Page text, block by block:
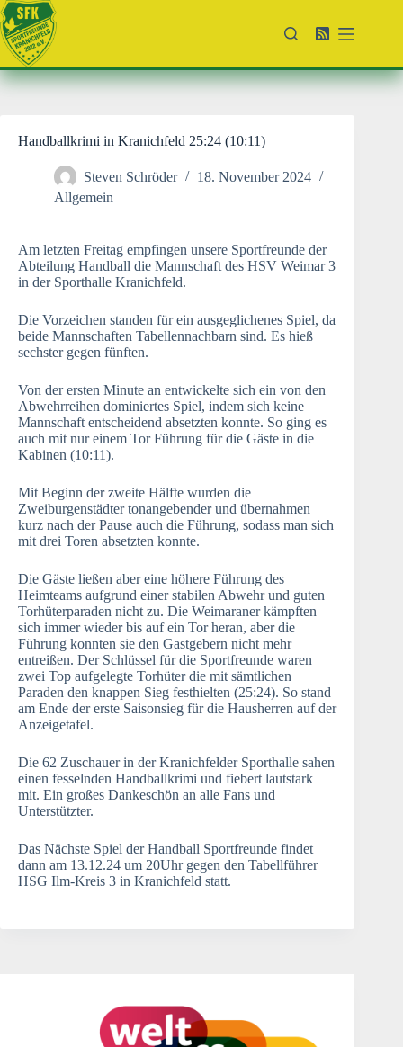
Zum
Inhalt
springen
Handballkrimi in Kranichfeld 25:24 (10:11)
Steven Schröder
18. November 2024
Allgemein
Am letzten Freitag empfingen unsere Sportfreunde der
Abteilung Handball die Mannschaft des HSV Weimar 3
in der Sporthalle Kranichfeld.
Die Vorzeichen standen für ein ausgeglichenes Spiel, da
beide Mannschaften Tabellennachbarn sind. Es hieß
sechster gegen fünften.
Von der ersten Minute an entwickelte sich ein von den
Abwehrreihen dominiertes Spiel, indem sich keine
Mannschaft entscheidend absetzten konnte. So ging es
auch mit nur einem Tor Führung für die Gäste in die
Kabinen (10:11).
Mit Beginn der zweite Hälfte wurden die
Zweiburgenstädter tonangebender und übernahmen
kurz nach der Pause auch die Führung, sodass man sich
mit drei Toren absetzten konnte.
Die Gäste ließen aber eine höhere Führung des
Heimteams aufgrund einer stabilen Abwehr und guten
Torhüterparaden nicht zu. Die Weimaraner kämpften
sich immer wieder bis auf ein Tor heran, aber die
Führung konnten sie den Gastgebern nicht mehr
entreißen. Der Schlüssel für die Sportfreunde waren
zwei Top aufgelegte Torhüter die mit sämtlichen
Paraden den knappen Sieg festhielten (25:24). So stand
am Ende der erste Saisonsieg für die Hausherren auf der
Anzeigetafel.
Die 62 Zuschauer in der Kranichfelder Sporthalle sahen
einen fesselnden Handballkrimi und fiebert lautstark
mit. Ein großes Dankeschön an alle Fans und
Unterstützter.
Das Nächste Spiel der Handball Sportfreunde findet
dann am 13.12.24 um 20Uhr gegen den Tabellführer
HSG Ilm-Kreis 3 in Kranichfeld statt.